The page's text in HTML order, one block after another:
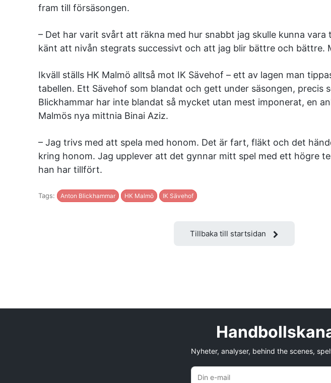
fram till försäsongen.
– Det har varit svårt att räkna med hur snabbt jag skulle kunna vara
känt att nivån stegrats successivt och att jag blir bättre och bättre.
Ikväll ställs HK Malmö alltså mot IK Sävehof – ett av lagen man
tabellen. Ett Sävehof som blandat och gett under säsongen, precis
Blickhammar har inte blandat så mycket utan mest imponerat, en
Malmös nya mittnia Binai Aziz.
– Jag trivs med att spela med honom. Det är fart, fläkt och det
kring honom. Jag upplever att det gynnar mitt spel med ett högre
han har tillfört.
Tags: Anton Blickhammar HK Malmö IK Sävehof
Tillbaka till startsidan
Nyheter, analyser, behind the scenes,